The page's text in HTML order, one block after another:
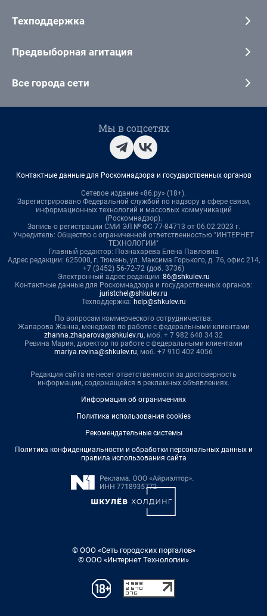
Техподдержка
Предвыборная агитация
Все города сети
Мы в соцсетях
Контактные данные для Роскомнадзора и государственных органов
Сетевое издание «86.ру» (18+).
Зарегистрировано Федеральной службой по надзору в сфере связи,
информационных технологий и массовых коммуникаций
(Роскомнадзор).
Запись о регистрации СМИ ЭЛ № ФС 77-84713 от 06.02.2023 г.
Учредитель: Общество с ограниченной ответственностью "ИНТЕРНЕТ
ТЕХНОЛОГИИ"
Главный редактор: Познахарева Елена Павловна
Адрес редакции: 625000, г. Тюмень, ул. Максима Горького, д. 76, офис 214,
+7 (3452) 56-72-72 (доб. 3736)
Электронный адрес редакции: 86@shkulev.ru
Контактные данные для Роскомнадзора и государственных органов:
juristchel@shkulev.ru
Техподдержка: help@shkulev.ru
По вопросам коммерческого сотрудничества:
Жапарова Жанна, менеджер по работе с федеральными клиентами
zhanna.zhaparova@shkulev.ru, моб. + 7 982 640 34 32
Ревина Мария, директор по работе с федеральными клиентами
mariya.revina@shkulev.ru, моб. +7 910 402 4056
Редакция сайта не несет ответственности за достоверность
информации, содержащейся в рекламных объявлениях.
Информация об ограничениях
Политика использования cookies
Рекомендательные системы
Политика конфиденциальности и обработки персональных данных и
правила использования сайта
© ООО «Сеть городских порталов»
© ООО «Интернет Технологии»